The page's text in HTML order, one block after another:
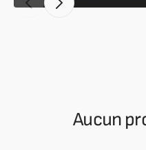
Aucun